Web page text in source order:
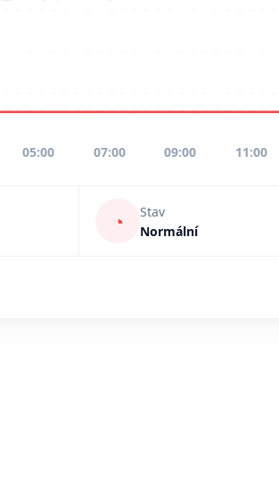
05:00 07:00 09:00 11:00
◔
Stav
Normální